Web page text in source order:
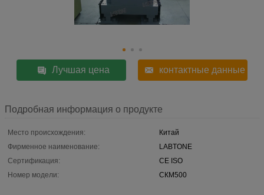
Лучшая цена контактные данные
Подробная информация о продукте
Место происхождения:
Китай
Фирменное наименование:
LABTONE
Сертификация:
CE ISO
Номер модели:
СКМ500